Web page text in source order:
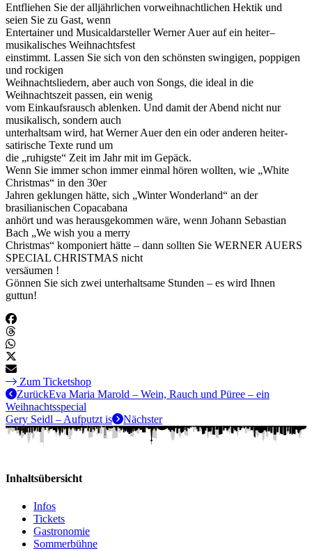
Entfliehen Sie der alljährlichen vorweihnachtlichen Hektik und
seien Sie zu Gast, wenn
Entertainer und Musicaldarsteller Werner Auer auf ein heiter–
musikalisches Weihnachtsfest
einstimmt. Lassen Sie sich von den schönsten swingigen, poppigen
und rockigen
Weihnachtsliedern, aber auch von Songs, die ideal in die
Weihnachtszeit passen, ein wenig
vom Einkaufsrausch ablenken. Und damit der Abend nicht nur
musikalisch, sondern auch
unterhaltsam wird, hat Werner Auer den ein oder anderen heiter-
satirische Texte rund um
die „ruhigste“ Zeit im Jahr mit im Gepäck.
Wenn Sie immer schon immer einmal hören wollten, wie „White
Christmas“ in den 30er
Jahren geklungen hätte, sich „Winter Wonderland“ an der
brasilianischen Copacabana
anhört und was herausgekommen wäre, wenn Johann Sebastian
Bach „We wish you a merry
Christmas“ komponiert hätte – dann sollten Sie WERNER AUERS
SPECIAL CHRISTMAS nicht
versäumen !
Gönnen Sie sich zwei unterhaltsame Stunden – es wird Ihnen
guttun!
Zum Ticketshop
ZurückEva Maria Marold – Wein, Rauch und Püree – ein
Weihnachtsspecial
Gery Seidl – Aufputzt is
Nächster
Inhaltsübersicht
Infos
Tickets
Gastronomie
Sommerbühne